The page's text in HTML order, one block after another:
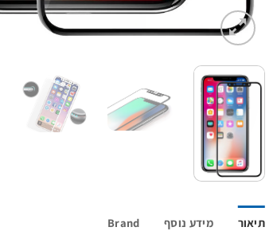
תיאור מידע נוסף Brand